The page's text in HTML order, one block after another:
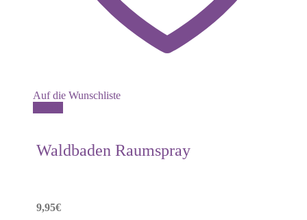
Auf die Wunschliste
Waldbaden Raumspray
9,95€